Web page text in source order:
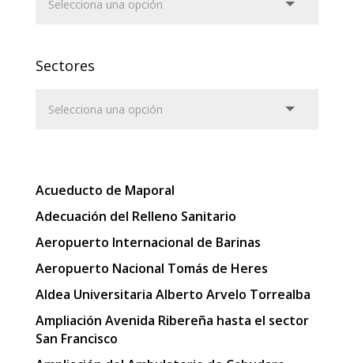
Sectores
Acueducto de Maporal
Adecuación del Relleno Sanitario
Aeropuerto Internacional de Barinas
Aeropuerto Nacional Tomás de Heres
Aldea Universitaria Alberto Arvelo Torrealba
Ampliación Avenida Ribereña hasta el sector
San Francisco